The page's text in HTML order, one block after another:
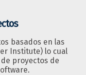
basados en las
Institute) lo cual
proyectos de